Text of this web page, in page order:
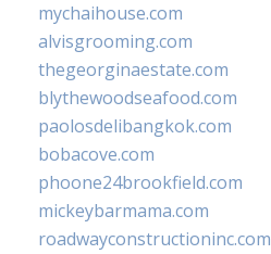
mychaihouse.com
alvisgrooming.com
thegeorginaestate.com
blythewoodseafood.com
paolosdelibangkok.com
bobacove.com
phoone24brookfield.com
mickeybarmama.com
roadwayconstructioninc.com